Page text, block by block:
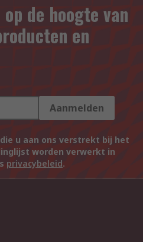
de hoogte van
en
Aanmelden
u aan ons verstrekt bij het
worden verwerkt in
privacybeleid.